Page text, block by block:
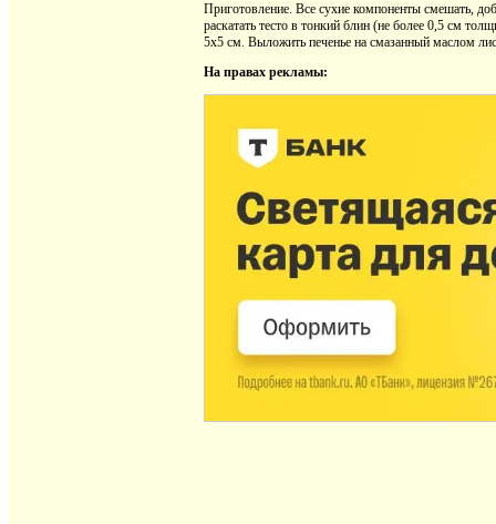
Приготовление. Все сухие компоненты смешать,
раскатать тесто в тонкий блин (не более 0,5 см
5x5 см. Выложить печенье на смазанный маслом
На правах рекламы: